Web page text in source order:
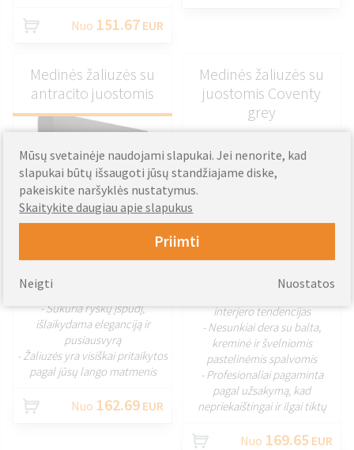
Nuo 151.67 EUR
Medinės žaliuzės su
antracito juostomis
- Ryškus, tamsiai pilkas
atspalvis, tinkantis moderniam
ir miesto interjerui
- Sukuria ryškų įspūdį,
išlaikydama eleganciją ir
pusiausvyrą
- Žaliuzės yra visiškai pritaikytos
pagal jūsų lango matmenis
Nuo 162.69 EUR
Medinės žaliuzės su
juostomis Coventy
grey
- Šviesiai, vėsiai pilka spalva,
interjero tendencijas
- Nesunkiai dera su balta,
kreminė ir švelniomis
pastelinėmis spalvomis
- Profesionaliai pagaminta
pagal užsakymą, kad
nepriekaištingai ir ilgai tiktų
Nuo 169.65 EUR
Mūsų svetainėje naudojami slapukai. Jei nenorite, kad
slapukai būtų išsaugoti jūsų standžiajame diske,
pakeiskite naršyklės nustatymus.
Skaitykite daugiau apie slapukus
Priimti
Nuostatos
Neigti